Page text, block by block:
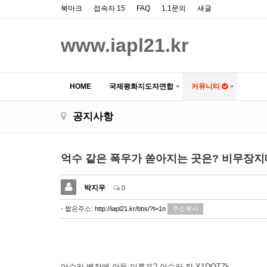
북마크 접속자 15 FAQ 1:1문의 새글
www.iapl21.kr
HOME 국제평화지도자연합 커뮤니티
공지사항
억수 같은 폭우가 쏟아지는 곳은? 비무장
박지우 0
- 짧은주소: http://iapl21.kr/bbs/?t=1n 주소복사